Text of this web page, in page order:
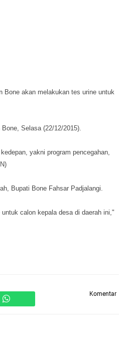
Bone akan melakukan tes urine untuk
Selasa (22/12/2015).
yakni program pencegahan,
Bupati Bone Fahsar Padjalangi.
calon kepala desa di daerah ini,"
Komentar